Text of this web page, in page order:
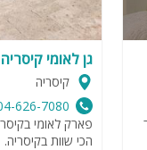
גן לאומי קיסריה
קיסריה
626-7080
פארק לאומי
הכי שוות בקיסריה.